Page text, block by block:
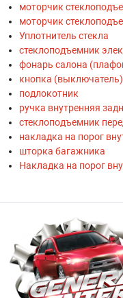
моторчик
моторчик
Уплотнитель стекла
стеклоподъемник
фонарь салона
кнопка (выключатель)
подлокотник
ручка внутренняя
стеклоподъемник
накладка на порог
шторка багажника
Накладка на порог